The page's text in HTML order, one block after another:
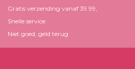
Gratis verzending vanaf 39.99,
Snelle service
Niet goed, geld terug